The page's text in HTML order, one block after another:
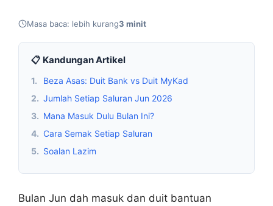
Masa baca: lebih kurang3 minit
📋 Kandungan Artikel
1.
Beza Asas: Duit Bank vs Duit MyKad
2. Jumlah Setiap Saluran Jun 2026
3. Mana Masuk Dulu Bulan Ini?
4. Cara Semak Setiap Saluran
5. Soalan Lazim
Bulan Jun dah masuk dan duit bantuan